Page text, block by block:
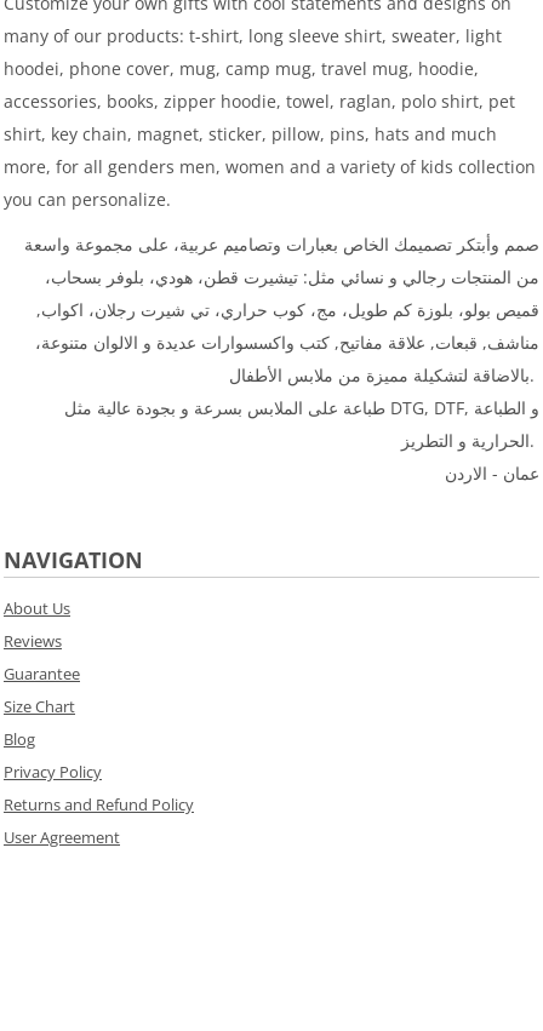
many of our products: t-shirt, long sleeve shirt, sweater, light
hoodei, phone cover, mug, camp mug, travel mug, hoodie,
accessories, books, zipper hoodie, towel, raglan, polo shirt, pet
shirt, key chain, magnet, sticker, pillow, pins, hats and much
more, for all genders men, women and a variety of kids collection
you can personalize.
صمم وأبتكر تصميمك الخاص بعبارات وتصاميم عربية، على مجموعة واسعة
من المنتجات رجالي و نسائي مثل: تيشيرت قطن، هودي، بلوفر بسحاب،
قميص بولو، بلوزة كم طويل، مج، كوب حراري، تي شيرت رجلان، اكواب,
مناشف, قبعات, علاقة مفاتيح, كتب واكسسوارات عديدة و الالوان متنوعة،
بالاضاقة لتشكيلة مميزة من ملابس الأطفال.
طباعة على الملابس بسرعة و بجودة عالية مثل DTG, DTF, و الطباعة
الحرارية و التطريز.
عمان - الاردن
NAVIGATION
About Us
Reviews
Guarantee
Size Chart
Blog
Privacy Policy
Returns and Refund Policy
User Agreement